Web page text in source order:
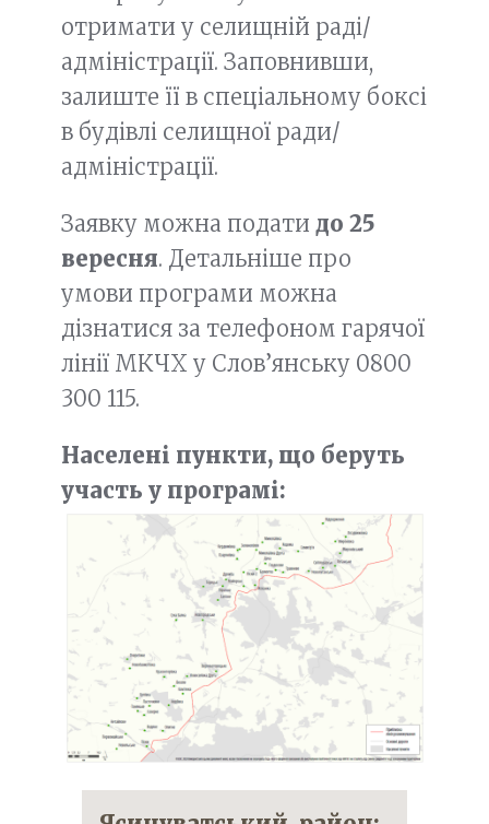
отримати у селищній раді/
адміністрації. Заповнивши,
залиште її в спеціальному боксі
в будівлі селищної ради/
адміністрації.
Заявку можна подати до 25
вересня. Детальніше про
умови програми можна
дізнатися за телефоном гарячої
лінії МКЧХ у Слов’янську 0800
300 115.
Населені пункти, що беруть
участь у програмі: